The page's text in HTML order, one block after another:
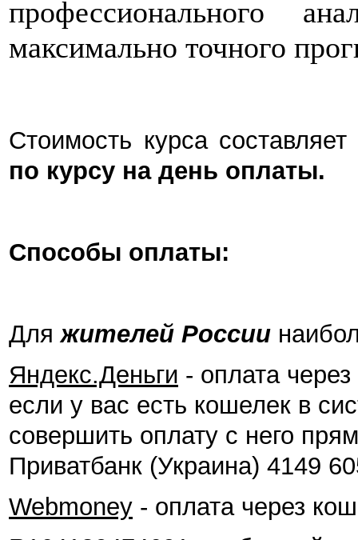
профессионального
максимально точного
Стоимость курса составляет
по курсу на день оплаты.
Способы оплаты:
Дляжителей России
Яндекс.Деньги - оплата
если у вас есть кошелек в
совершить оплату с него
Приватбанк (Украина) 4149
Webmoney - оплата через